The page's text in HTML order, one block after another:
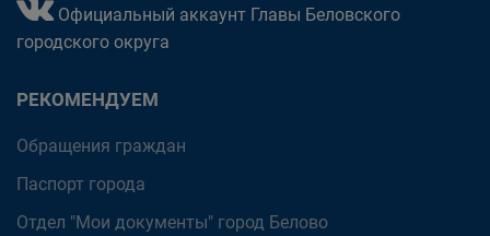
Официальный аккаунт Главы Беловского
городского округа
РЕКОМЕНДУЕМ
Обращения граждан
Паспорт города
Отдел "Мои документы" город Белово